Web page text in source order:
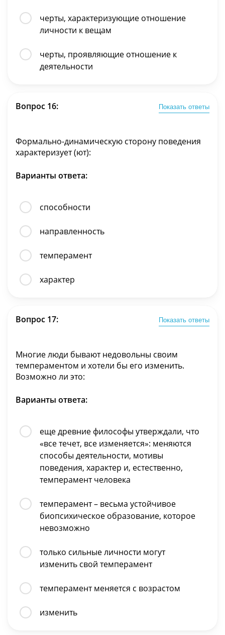
черты, характеризующие отношение
личности к вещам
черты, проявляющие отношение к
деятельности
Вопрос 16: Показать ответы
Формально-динамическую сторону поведения
характеризует (ют):
Варианты ответа:
способности
направленность
темперамент
характер
Вопрос 17: Показать ответы
Многие люди бывают недовольны своим
темпераментом и хотели бы его изменить.
Возможно ли это:
Варианты ответа:
еще древние философы утверждали, что
«все течет, все изменяется»: меняются
способы деятельности, мотивы
поведения, характер и, естественно,
темперамент человека
темперамент – весьма устойчивое
биопсихическое образование, которое
невозможно
только сильные личности могут
изменить свой темперамент
темперамент меняется с возрастом
изменить